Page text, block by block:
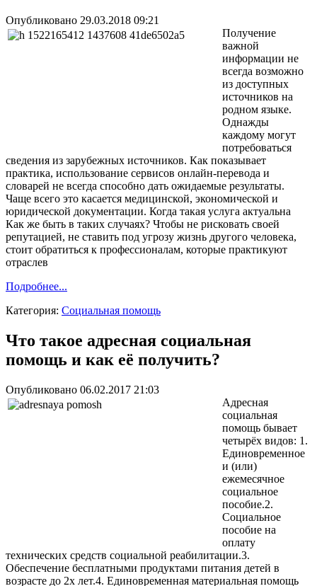
Опубликовано 29.03.2018 09:21
Получение
важной
информации не
всегда возможно
из доступных
источников на
родном языке.
Однажды
каждому могут
потребоваться
сведения из зарубежных источников. Как показывает
практика, использование сервисов онлайн-перевода и
словарей не всегда способно дать ожидаемые результаты.
Чаще всего это касается медицинской, экономической и
юридической документации. Когда такая услуга актуальна
Как же быть в таких случаях? Чтобы не рисковать своей
репутацией, не ставить под угрозу жизнь другого человека,
стоит обратиться к профессионалам, которые практикуют
отраслев
Подробнее...
Категория: Социальная помощь
Что такое адресная социальная
помощь и как её получить?
Опубликовано 06.02.2017 21:03
Адресная
социальная
помощь бывает
четырёх видов: 1.
Единовременное
и (или)
ежемесячное
социальное
пособие.2.
Социальное
пособие на
оплату
технических средств социальной реабилитации.3.
Обеспечение бесплатными продуктами питания детей в
возрасте до 2х лет.4. Единовременная материальная помощь